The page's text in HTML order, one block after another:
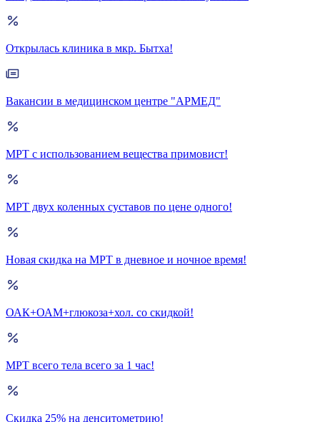
Открылась клиника в мкр. Бытха!
Вакансии в медицинском центре "АРМЕД"
МРТ с использованием вещества примовист!
МРТ двух коленных суставов по цене одного!
Новая скидка на МРТ в дневное и ночное время!
ОАК+ОАМ+глюкоза+хол. со скидкой!
МРТ всего тела всего за 1 час!
Скидка 25% на денситометрию!